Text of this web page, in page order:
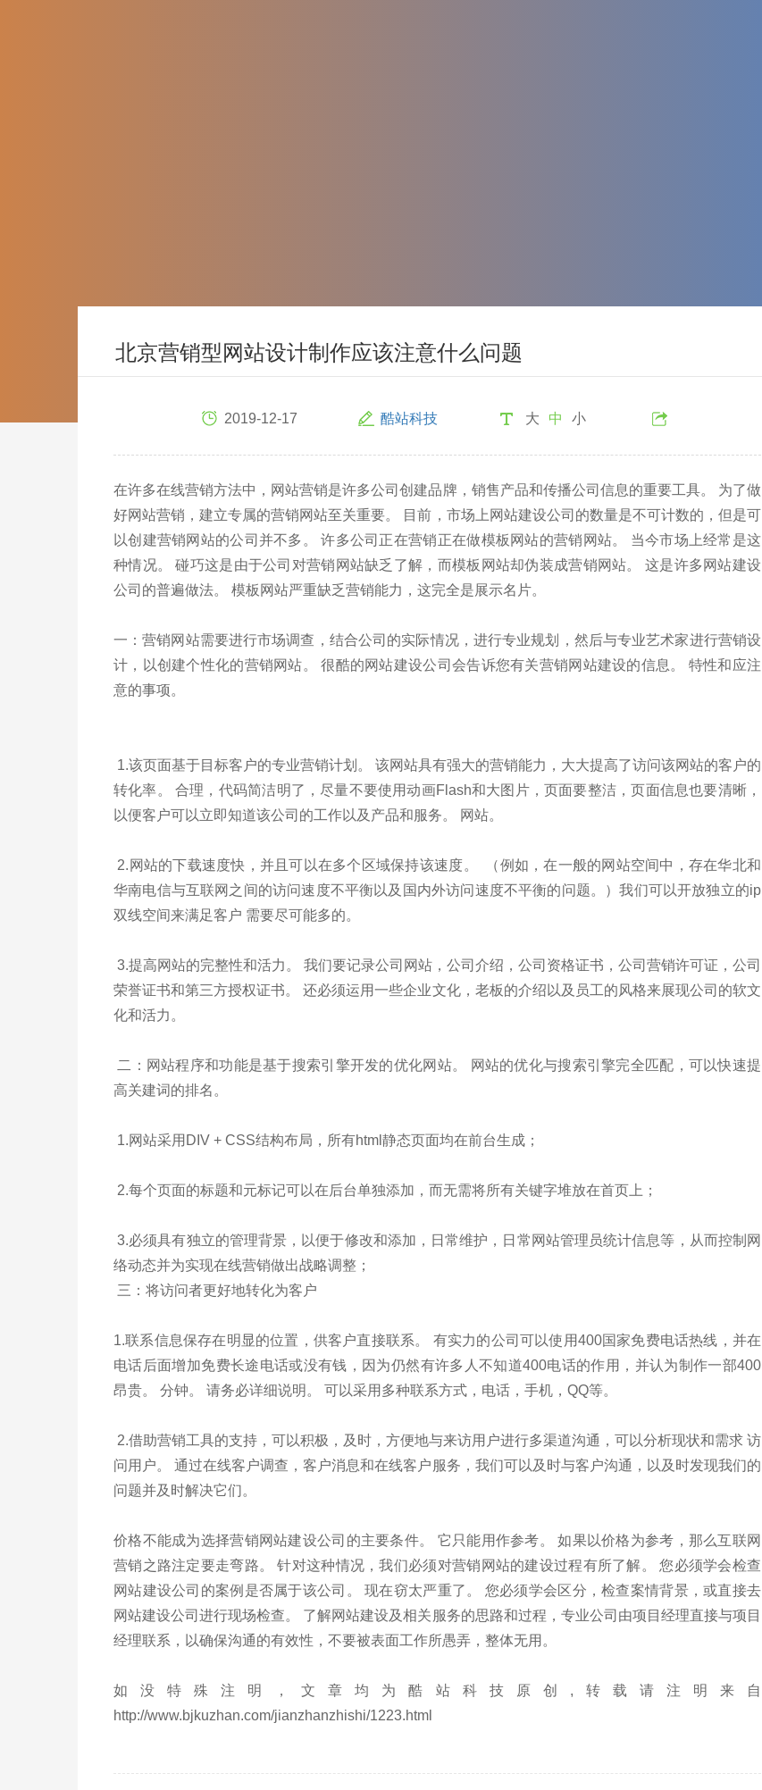
北京营销型网站设计制作应该注意什么问题
2019-12-17 酷站科技 大 中 小
在许多在线营销方法中，网站营销是许多公司创建品牌，销售产品和传播公司信息的重要工具。 为了做
好网站营销，建立专属的营销网站至关重要。 目前，市场上网站建设公司的数量是不可计数的，但是可
以创建营销网站的公司并不多。 许多公司正在营销正在做模板网站的营销网站。 当今市场上经常是这
种情况。 碰巧这是由于公司对营销网站缺乏了解，而模板网站却伪装成营销网站。 这是许多网站建设
公司的普遍做法。 模板网站严重缺乏营销能力，这完全是展示名片。
一：营销网站需要进行市场调查，结合公司的实际情况，进行专业规划，然后与专业艺术家进行营销设
计，以创建个性化的营销网站。 很酷的网站建设公司会告诉您有关营销网站建设的信息。 特性和应注
意的事项。
1.该页面基于目标客户的专业营销计划。 该网站具有强大的营销能力，大大提高了访问该网站的客户的
转化率。 合理，代码简洁明了，尽量不要使用动画Flash和大图片，页面要整洁，页面信息也要清晰，
以便客户可以立即知道该公司的工作以及产品和服务。 网站。
2.网站的下载速度快，并且可以在多个区域保持该速度。 （例如，在一般的网站空间中，存在华北和
华南电信与互联网之间的访问速度不平衡以及国内外访问速度不平衡的问题。）我们可以开放独立的ip
双线空间来满足客户 需要尽可能多的。
3.提高网站的完整性和活力。 我们要记录公司网站，公司介绍，公司资格证书，公司营销许可证，公司
荣誉证书和第三方授权证书。 还必须运用一些企业文化，老板的介绍以及员工的风格来展现公司的软文
化和活力。
二：网站程序和功能是基于搜索引擎开发的优化网站。 网站的优化与搜索引擎完全匹配，可以快速提
高关建词的排名。
1.网站采用DIV + CSS结构布局，所有html静态页面均在前台生成；
2.每个页面的标题和元标记可以在后台单独添加，而无需将所有关键字堆放在首页上；
3.必须具有独立的管理背景，以便于修改和添加，日常维护，日常网站管理员统计信息等，从而控制网
络动态并为实现在线营销做出战略调整；
三：将访问者更好地转化为客户
1.联系信息保存在明显的位置，供客户直接联系。 有实力的公司可以使用400国家免费电话热线，并在
电话后面增加免费长途电话或没有钱，因为仍然有许多人不知道400电话的作用，并认为制作一部400
昂贵。 分钟。 请务必详细说明。 可以采用多种联系方式，电话，手机，QQ等。
2.借助营销工具的支持，可以积极，及时，方便地与来访用户进行多渠道沟通，可以分析现状和需求 访
问用户。 通过在线客户调查，客户消息和在线客户服务，我们可以及时与客户沟通，以及时发现我们的
问题并及时解决它们。
价格不能成为选择营销网站建设公司的主要条件。 它只能用作参考。 如果以价格为参考，那么互联网
营销之路注定要走弯路。 针对这种情况，我们必须对营销网站的建设过程有所了解。 您必须学会检查
网站建设公司的案例是否属于该公司。 现在窃太严重了。 您必须学会区分，检查案情背景，或直接去
网站建设公司进行现场检查。 了解网站建设及相关服务的思路和过程，专业公司由项目经理直接与项目
经理联系，以确保沟通的有效性，不要被表面工作所愚弄，整体无用。
如没特殊注明，文章均为酷站科技原创,转载请注明来自
http://www.bjkuzhan.com/jianzhanzhishi/1223.html